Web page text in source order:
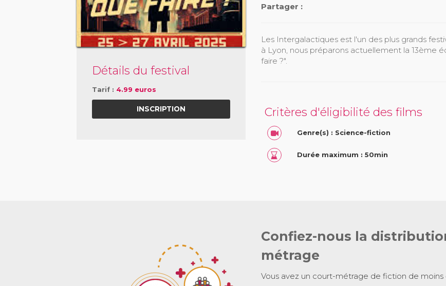
Détails du festival
Tarif : 4.99 euros
INSCRIPTION
Partager :
Les Intergalactiques est l'un des plus grands
à Lyon, nous préparons actuellement la 13ème
faire ?".
Critères d'éligibilité des films
Genre(s) : Science-fiction
Durée maximum : 50min
Confiez-nous la
métrage
Vous avez un court-métrage de fiction de moins